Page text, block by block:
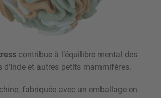
contribue à l’équilibre mental des
d’Inde et autres petits mammifères.
fabriquée avec un emballage en